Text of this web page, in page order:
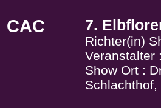
CAC 7.
Richter(in)
Veranstalter
Show Ort :